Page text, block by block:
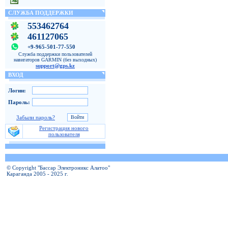
СЛУЖБА ПОДДЕРЖКИ
553462764
461127065
+9-965-501-77-550
Служба поддержки пользователей
навигаторов GARMIN (без выходных)
support@gps.kz
ВХОД
Логин:
Пароль:
Забыли пароль?
Регистрация нового
пользователя
© Copyright "Бассар Электроникс Алатоо"
Караганда 2005 - 2025 г.